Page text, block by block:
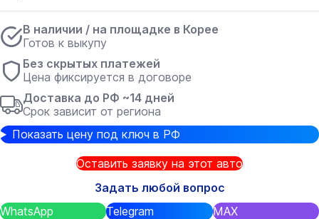
В наличии / на площадке в Корее
Готов к выкупу
Без скрытых платежей
Цена фиксируется в договоре
Доставка до РФ ~14 дней
Срок зависит от региона
Показать цену под ключ в РФ
Оставить заявку на этот авто
Задать любой вопрос
WhatsApp
Telegram MAX